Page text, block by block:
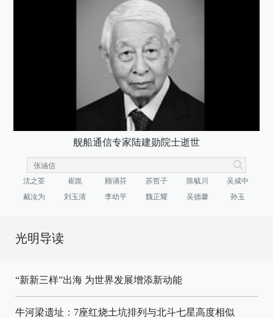
舰船通信专家陆建勋院士逝世
沈之荃 崔崑 顾诵芬 苏哲子 陈毓川
吴咸中
戴汝为
刘玉清 李幼平 魏正耀 吴德馨 孙玉
光明导读
“新新三样”出海 为世界发展增添新动能
牛河梁遗址：7座红烧土坑排列与北斗七星高度相似